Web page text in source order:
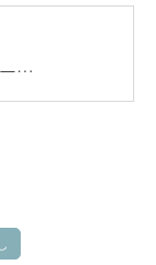
緒